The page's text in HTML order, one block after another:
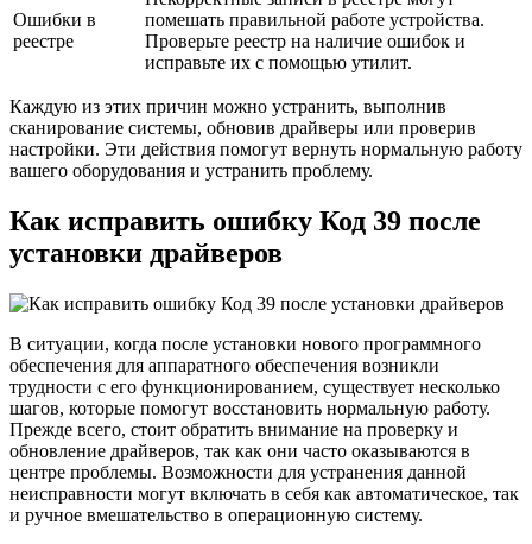
Ошибки в
реестре
помешать правильной работе устройства.
Проверьте реестр на наличие ошибок и
исправьте их с помощью утилит.
Каждую из этих причин можно устранить, выполнив
сканирование системы, обновив драйверы или проверив
настройки. Эти действия помогут вернуть нормальную работу
вашего оборудования и устранить проблему.
Как исправить ошибку Код 39 после
установки драйверов
В ситуации, когда после установки нового программного
обеспечения для аппаратного обеспечения возникли
трудности с его функционированием, существует несколько
шагов, которые помогут восстановить нормальную работу.
Прежде всего, стоит обратить внимание на проверку и
обновление драйверов, так как они часто оказываются в
центре проблемы. Возможности для устранения данной
неисправности могут включать в себя как автоматическое, так
и ручное вмешательство в операционную систему.